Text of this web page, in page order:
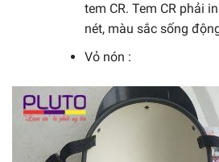
tem CR. Tem CR phải
nét, màu sắc sống
Vỏ nón :